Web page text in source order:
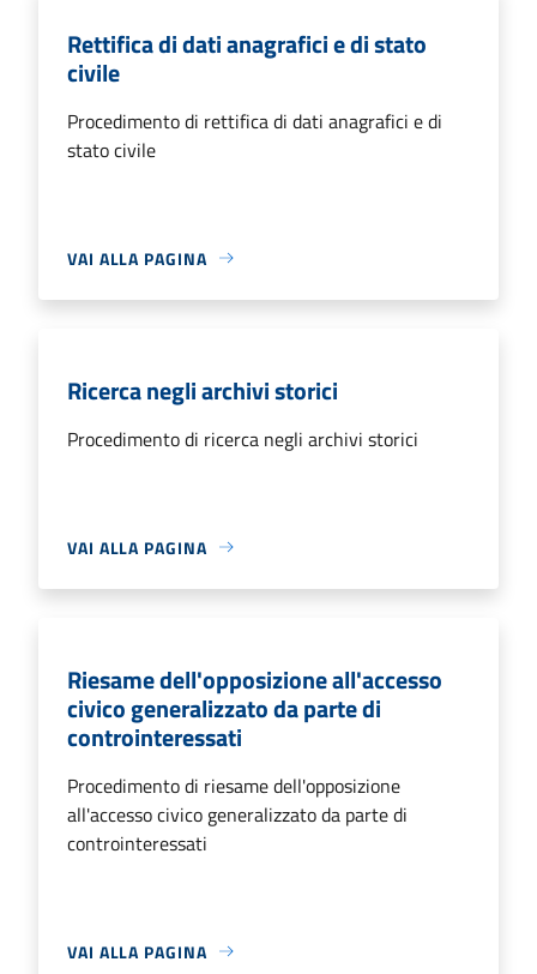
Rettifica di dati anagrafici e di stato
civile
Procedimento di rettifica di dati anagrafici e di
stato civile
VAI ALLA PAGINA
Ricerca negli archivi storici
Procedimento di ricerca negli archivi storici
VAI ALLA PAGINA
Riesame dell'opposizione all'accesso
civico generalizzato da parte di
controinteressati
Procedimento di riesame dell'opposizione
all'accesso civico generalizzato da parte di
controinteressati
VAI ALLA PAGINA